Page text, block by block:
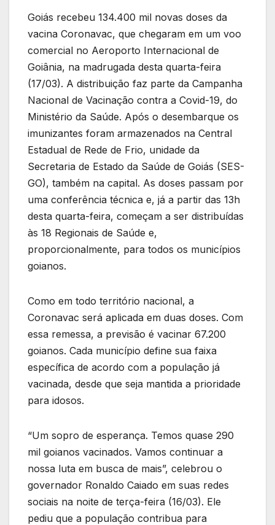
Goiás recebeu 134.400 mil novas doses da
vacina Coronavac, que chegaram em um voo
comercial no Aeroporto Internacional de
Goiânia, na madrugada desta quarta-feira
(17/03). A distribuição faz parte da Campanha
Nacional de Vacinação contra a Covid-19, do
Ministério da Saúde. Após o desembarque os
imunizantes foram armazenados na Central
Estadual de Rede de Frio, unidade da
Secretaria de Estado da Saúde de Goiás (SES-
GO), também na capital. As doses passam por
uma conferência técnica e, já a partir das 13h
desta quarta-feira, começam a ser distribuídas
às 18 Regionais de Saúde e,
proporcionalmente, para todos os municípios
goianos.
Como em todo território nacional, a
Coronavac será aplicada em duas doses. Com
essa remessa, a previsão é vacinar 67.200
goianos. Cada município define sua faixa
específica de acordo com a população já
vacinada, desde que seja mantida a prioridade
para idosos.
“Um sopro de esperança. Temos quase 290
mil goianos vacinados. Vamos continuar a
nossa luta em busca de mais”, celebrou o
governador Ronaldo Caiado em suas redes
sociais na noite de terça-feira (16/03). Ele
pediu que a população contribua para